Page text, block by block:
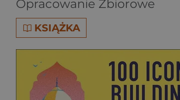
Opracowanie Zbiorowe
KSIĄŻKA